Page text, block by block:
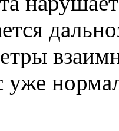
уже